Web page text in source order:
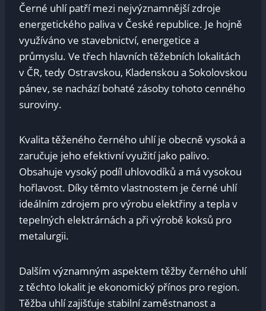
Černé uhlí patří mezi nejvýznamnější zdroje
energetického paliva v České republice. Je hojně
využíváno ve stavebnictví, energetice a
průmyslu. Ve třech hlavních těžebních lokalitách
v ČR, tedy Ostravskou, Kladenskou a Sokolovskou
pánev, se nachází bohaté zásoby tohoto cenného
suroviny.
Kvalita těženého černého uhlí je obecně vysoká a
zaručuje jeho efektivní využití jako palivo.
Obsahuje vysoký podíl uhlovodíků a má vysokou
hořlavost. Díky těmto vlastnostem je černé uhlí
ideálním zdrojem pro výrobu elektřiny a tepla v
tepelných elektrárnách a při výrobě koksů pro
metalurgii.
Dalším významným aspektem těžby černého uhlí
z těchto lokalit je ekonomický přínos pro region.
Těžba uhlí zajišťuje stabilní zaměstnanost a